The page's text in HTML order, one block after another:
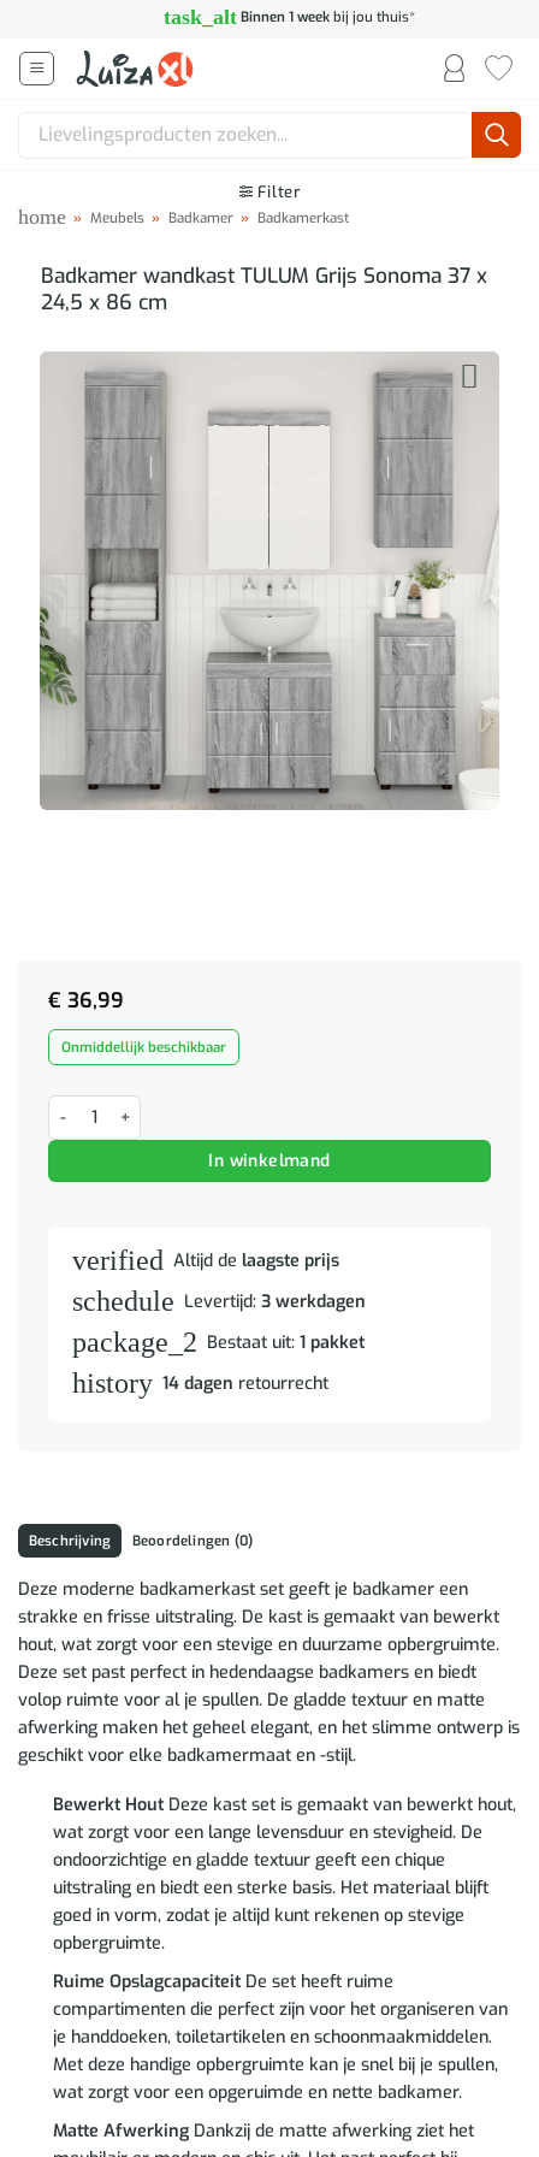
inhoud
task_alt Binnen 1 weekbij jou thuis*
Zoeken
Filter
home » Meubels » Badkamer » Badkamerkast
Badkamer wandkast TULUM Grijs Sonoma 37 x
24,5 x 86 cm
€ 36,99
Onmiddellijk beschikbaar
Badkamer wandkast TULUM Grijs Sonoma 37 x 24,5 x 86 cm aantal
In winkelmand
verified Altijd de laagste prijs
schedule Levertijd: 3 werkdagen
package_2 Bestaat uit: 1 pakket
history 14 dagen retourrecht
Beschrijving Beoordelingen (0)
Deze moderne badkamerkast set geeft je badkamer een
strakke en frisse uitstraling. De kast is gemaakt van bewerkt
hout, wat zorgt voor een stevige en duurzame opbergruimte.
Deze set past perfect in hedendaagse badkamers en biedt
volop ruimte voor al je spullen. De gladde textuur en matte
afwerking maken het geheel elegant, en het slimme ontwerp is
geschikt voor elke badkamermaat en -stijl.
Bewerkt HoutDeze kast set is gemaakt van bewerkt hout,
wat zorgt voor een lange levensduur en stevigheid. De
ondoorzichtige en gladde textuur geeft een chique
uitstraling en biedt een sterke basis. Het materiaal blijft
goed in vorm, zodat je altijd kunt rekenen op stevige
opbergruimte.
Ruime OpslagcapaciteitDe set heeft ruime
compartimenten die perfect zijn voor het organiseren van
je handdoeken, toiletartikelen en schoonmaakmiddelen.
Met deze handige opbergruimte kan je snel bij je spullen,
wat zorgt voor een opgeruimde en nette badkamer.
Matte AfwerkingDankzij de matte afwerking ziet het